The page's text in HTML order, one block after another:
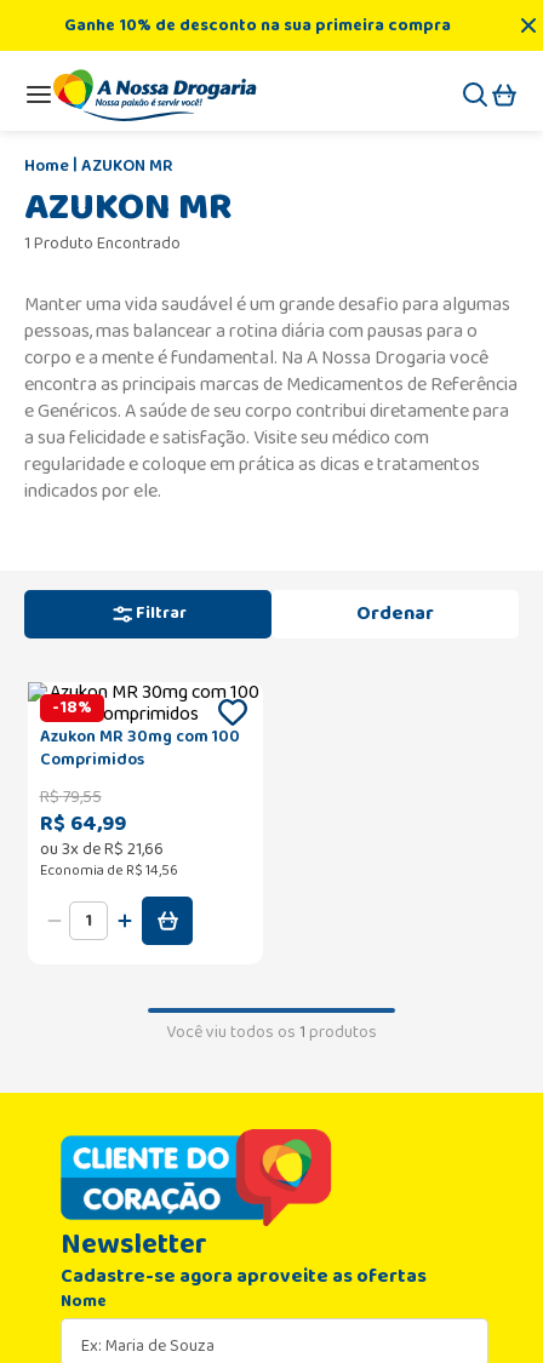
Ganhe 10% de desconto na sua primeira compra
AZUKON MR
AZUKON MR
1 Produto Encontrado
Manter uma vida saudável é um grande desafio para algumas
pessoas, mas balancear a rotina diária com pausas para o
corpo e a mente é fundamental. Na A Nossa Drogaria você
encontra as principais marcas de Medicamentos de Referência
e Genéricos. A saúde de seu corpo contribui diretamente para
a sua felicidade e satisfação. Visite seu médico com
regularidade e coloque em prática as dicas e tratamentos
indicados por ele.
Filtrar
-18%
Azukon MR 30mg com 100
Comprimidos
R$79,55
R$ 64,99
ou3x deR$21,66
Economia de R$ 14,56
Você viu todos os1produtos
Newsletter
Cadastre-se agora aproveite as ofertas
Nome